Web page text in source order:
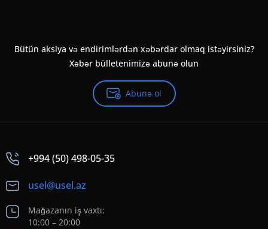
Bütün aksiya və endirimlərdən xəbərdar olmaq istəyirsiniz?
Xəbər bülletenimizə abunə olun
Abunə ol
+994 (50) 498-05-35
usel@usel.az
Mağazanın iş vaxtı:
10:00 – 20:00